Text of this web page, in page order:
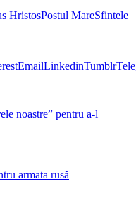
HristosPostul MareSfintele
EmailLinkedinTumblr
noastre” pentru a-l
armata rusă